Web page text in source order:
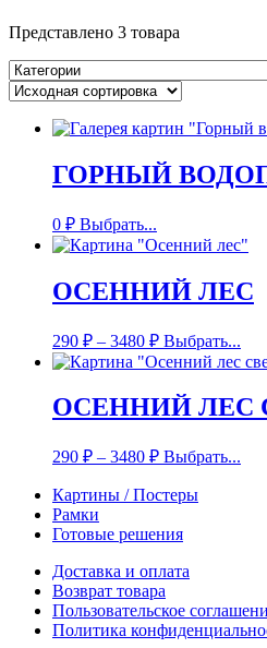
Представлено 3 товара
ГОРНЫЙ
0 ₽ Выбрать...
ОСЕННИЙ ЛЕС
290 ₽ – 3480 ₽ Выбрать...
ОСЕННИЙ ЛЕС
290 ₽ – 3480 ₽ Выбрать...
Картины / Постеры
Рамки
Готовые решения
Доставка и оплата
Возврат товара
Пользовательское
Политика